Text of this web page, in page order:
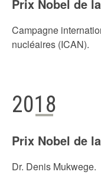
Prix Nobel de
Campagne
nucléaires (ICAN).
2018
Prix Nobel de
Dr. Denis Mukwege.